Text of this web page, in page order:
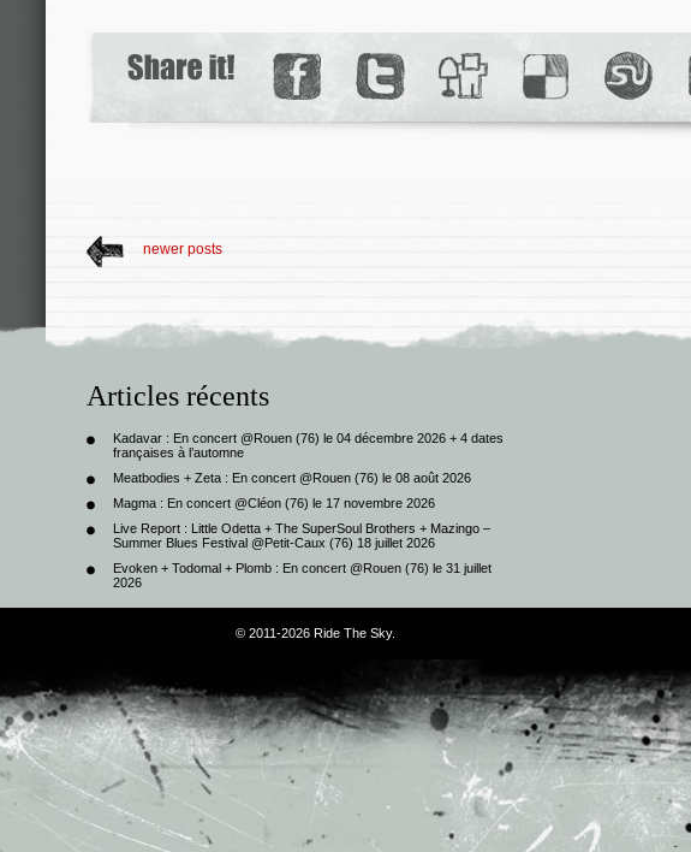
newer posts
Articles récents
Kadavar : En concert @Rouen (76) le 04 décembre 2026 + 4 dates
françaises à l’automne
Meatbodies + Zeta : En concert @Rouen (76) le 08 août 2026
Magma : En concert @Cléon (76) le 17 novembre 2026
Live Report : Little Odetta + The SuperSoul Brothers + Mazingo –
Summer Blues Festival @Petit-Caux (76) 18 juillet 2026
Evoken + Todomal + Plomb : En concert @Rouen (76) le 31 juillet
2026
© 2011-2026 Ride The Sky.